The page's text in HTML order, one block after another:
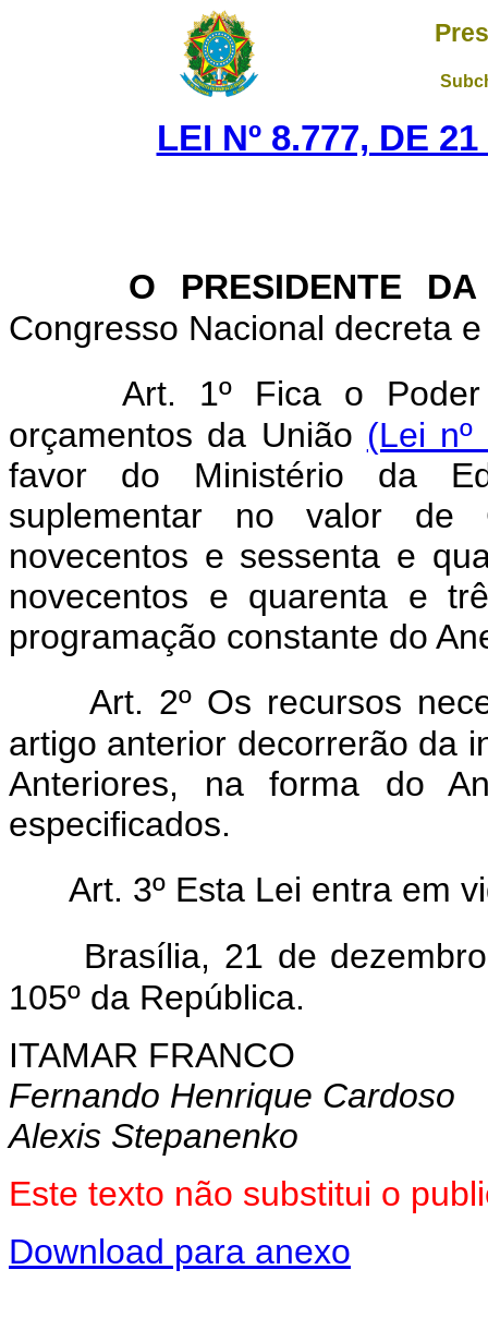
LEI Nº 8.777, DE
O PRESIDENTE
Congresso Nacional decreta
Art. 1º Fica o
orçamentos da União (Lei
favor do Ministério da
suplementar no valor de
novecentos e sessenta e
novecentos e quarenta e
programação constante do
Art. 2º Os recursos
artigo anterior decorrerão da
Anteriores, na forma do
especificados.
Art. 3º Esta Lei entra em
Brasília, 21 de
105º da República.
ITAMAR FRANCO
Fernando Henrique Cardoso
Alexis Stepanenko
Este texto não substitui o
Download para anexo